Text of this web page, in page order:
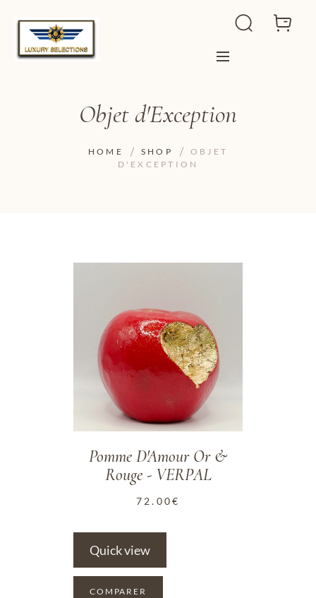
Objet d'Exception
HOME SHOP
OBJET
D'EXCEPTION
Pomme D'Amour Or &
Rouge - VERPAL
72.00€
Quick view
COMPARER